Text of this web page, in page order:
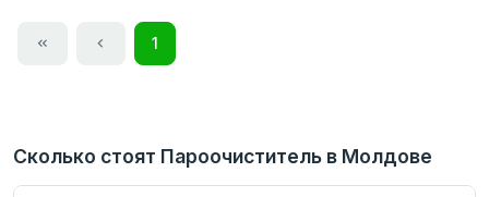
1
Сколько стоят Пароочиститель в Молдове